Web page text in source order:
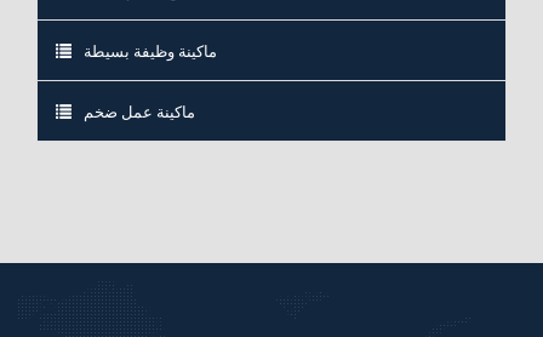
ماكينة وظيفة بسيطة
ماكينة عمل ضخم